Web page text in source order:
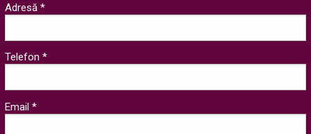
Adresă *
Telefon *
Email *